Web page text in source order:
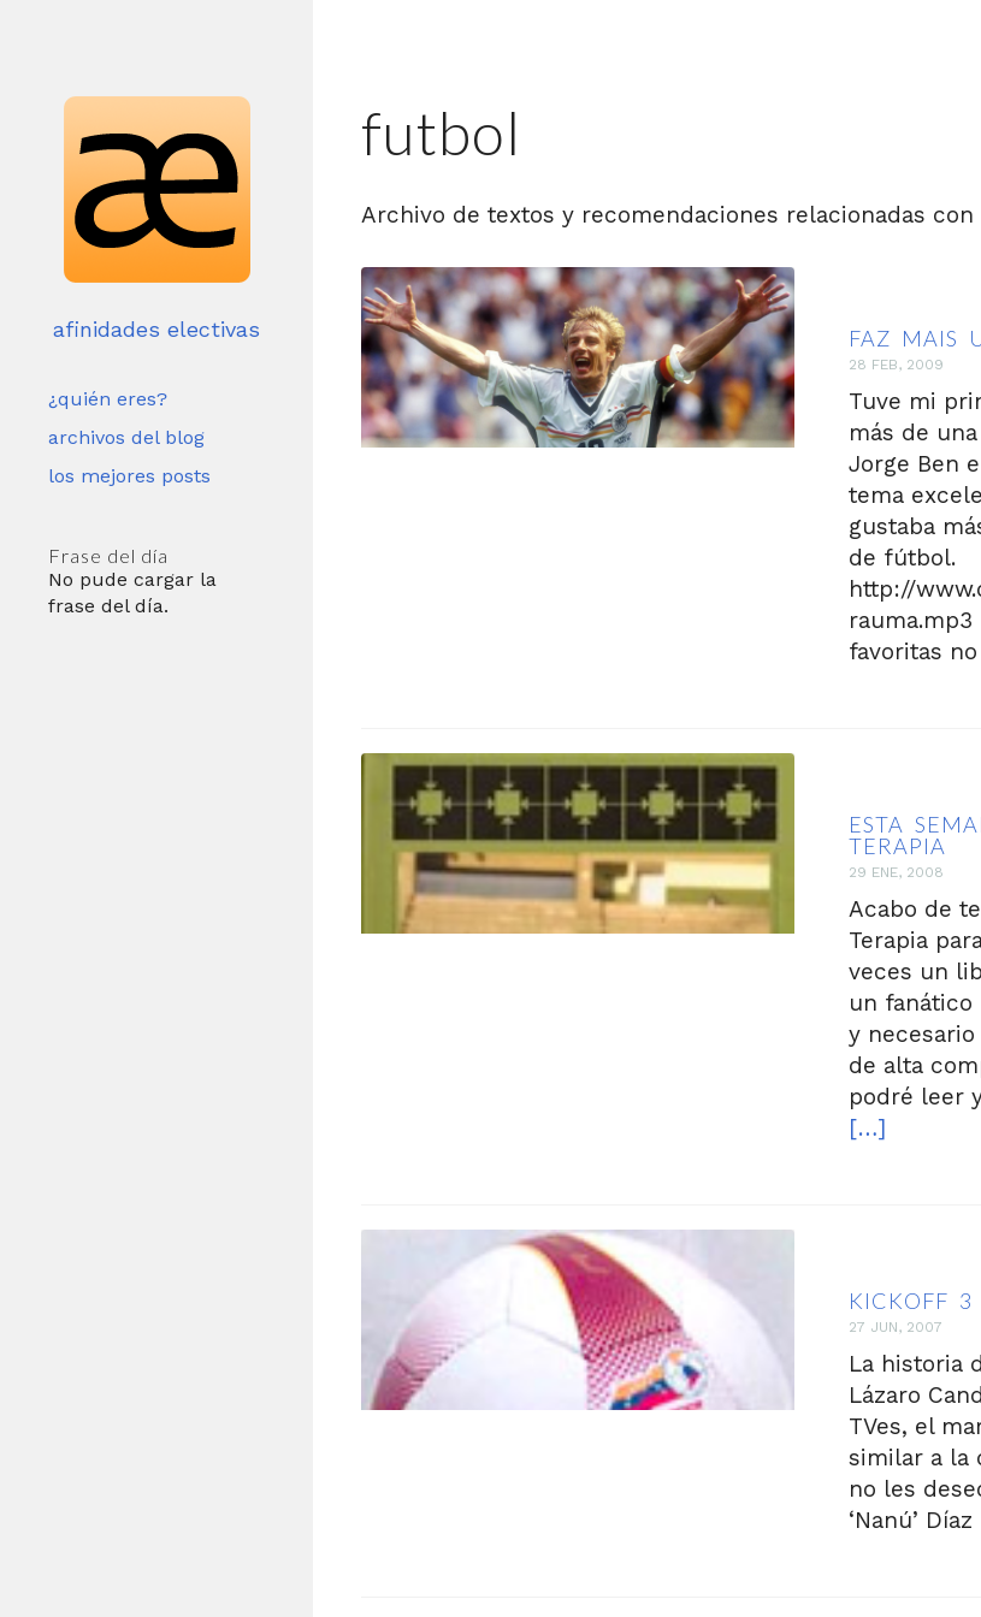
afinidades electivas
¿quién eres?
archivos del blog
los mejores posts
Frase del día
No pude cargar la
frase del día.
futbol
Archivo de textos y recomendaciones relacionadas
FAZ MAIS
28 FEB, 2009
Tuve mi
más de
Jorge Ben
tema
gustaba
de fútbol.
http://
favoritas no
ESTA
TERAPIA
29 ENE, 2008
Acabo de
Terapia
veces un
un
y
de alta
podré leer
[…]
KICKOFF 3
27 JUN, 2007
La historia
Lázaro
TVes, el
similar a la
no les
‘Nanú’